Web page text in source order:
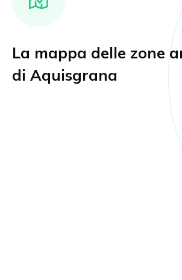
La mappa delle zone
di Aquisgrana